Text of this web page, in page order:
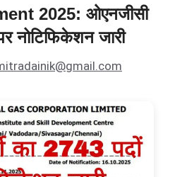
2025: ओएनजीसी
नोटिफिकेशन जारी